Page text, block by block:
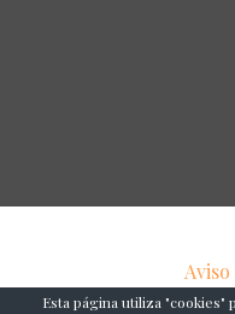
Esta página utiliza "cookies"